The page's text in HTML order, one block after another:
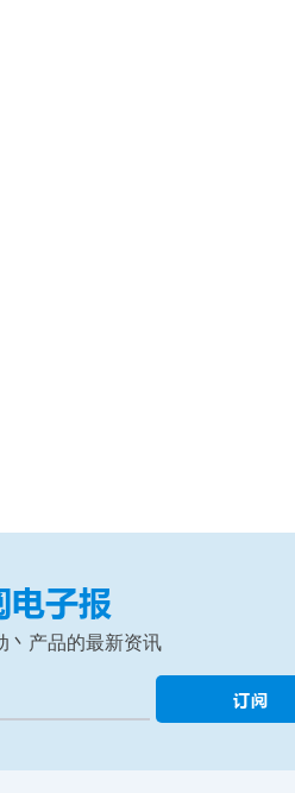
电子报
丶产品的最新资讯
订阅